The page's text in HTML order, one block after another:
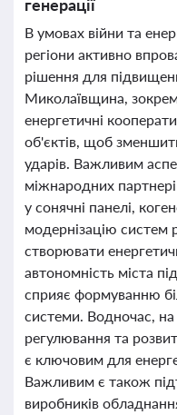
генерації
В умовах війни та
регіони активно
рішення для
Миколаївщина,
енергетичні
об'єктів, щоб
ударів. Важливим
міжнародних
у сонячні панелі,
модернізацію систем
створювати
автономність міста
сприяє формуванню
системи. Водночас, на
регулювання та
є ключовим для
Важливим є також
виробників